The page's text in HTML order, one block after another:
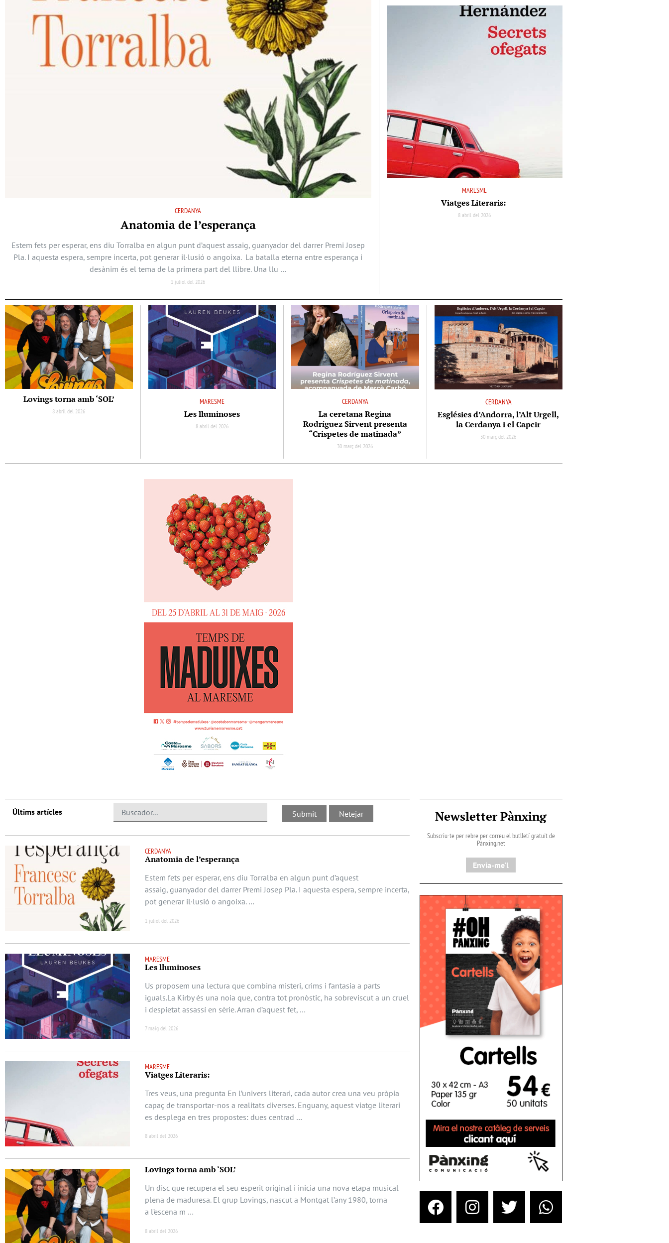
CERDANYA
Anatomia de l’esperança
Estem fets per esperar, ens diu Torralba en algun punt d’aquest assaig, guanyador del darrer Premi Josep
Pla. I aquesta espera, sempre incerta, pot generar il·lusió o angoixa. La batalla eterna entre esperança i
desànim és el tema de la primera part del llibre. Una llu …
1 juliol del 2026
MARESME
Viatges Literaris:
8 abril del 2026
Lovings torna amb ‘SOL’
8 abril del 2026
MARESME
Les lluminoses
8 abril del 2026
CERDANYA
La ceretana Regina
Rodríguez Sirvent presenta
“Crispetes de matinada”
30 març del 2026
CERDANYA
Esglésies d’Andorra, l’Alt Urgell,
la Cerdanya i el Capcir
30 març del 2026
Últims artícles
CERDANYA
Anatomia de l’esperança
Estem fets per esperar, ens diu Torralba en algun punt d’aquest
assaig, guanyador del darrer Premi Josep Pla. I aquesta espera, sempre incerta,
pot generar il·lusió o angoixa. …
1 juliol del 2026
MARESME
Les lluminoses
Us proposem una lectura que combina misteri, crims i fantasia a parts
iguals.La Kirby és una noia que, contra tot pronòstic, ha sobreviscut a un cruel
i despietat assassí en sèrie. Arran d’aquest fet, …
7 maig del 2026
MARESME
Viatges Literaris:
Tres veus, una pregunta En l’univers literari, cada autor crea una veu pròpia
capaç de transportar-nos a realitats diverses. Enguany, aquest viatge literari
es desplega en tres propostes: dues centrad …
8 abril del 2026
Lovings torna amb ‘SOL’
Un disc que recupera el seu esperit original i inicia una nova etapa musical
plena de maduresa. El grup Lovings, nascut a Montgat l’any 1980, torna
a l’escena m …
8 abril del 2026
Newsletter Pànxing
Subscriu-te per rebre per correu el butlletí gratuït de
Pànxing.net​
Envia-me'l